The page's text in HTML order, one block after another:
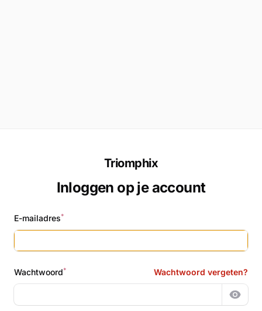
Triomphix
Inloggen op je account
E-mailadres*
Wachtwoord* Wachtwoord vergeten?